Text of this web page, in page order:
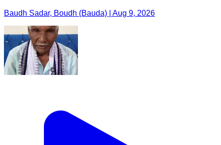
Baudh Sadar, Boudh (Bauda) | Aug 9, 2026